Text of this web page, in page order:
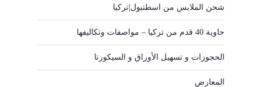
شحن الملابس من اسطنبول|تركيا
حاوية 40 قدم من تركيا – مواصفات وتكاليفها
الحجوزات و تسهيل الأوراق و السيكورتا
المعارض